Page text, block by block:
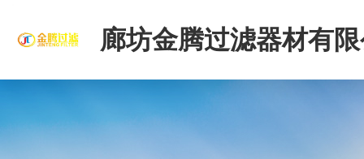
廊坊金腾过滤器材有